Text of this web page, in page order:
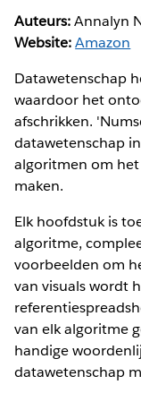
Auteurs:Annalyn
Website:Amazon
Datawetenschap
waardoor het
afschrikken.
datawetenschap
algoritmen om
maken.
Elk hoofdstuk is
algoritme,
voorbeelden om
van visuals wordt
van elk algoritme
handige
datawetenschap